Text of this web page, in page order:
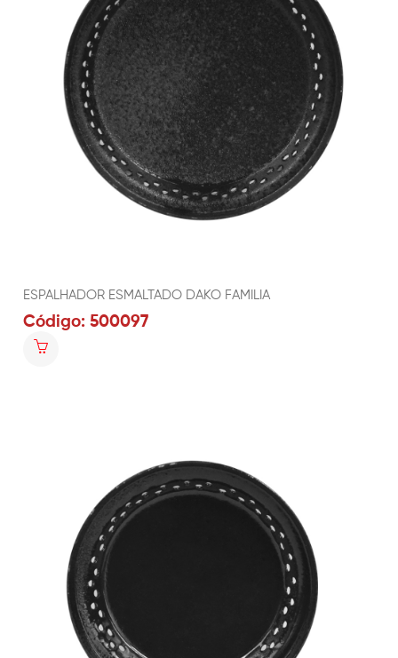
ESPALHADOR ESMALTADO DAKO FAMILIA
Código: 500097